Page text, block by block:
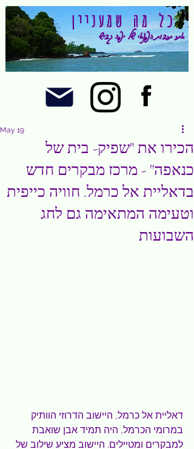
אתר תרבות הפנאי של יפה גביש
כל מה שמעניין
הכירו את "שפיק- בית של
כנאפה" - מרכז מבקרים חדש
בדאליית אל כרמל. חוויה כייפית
וטעימה המתאימה גם לחג
השבועות
May 19
דאליית אל כרמל, היישוב הדרוזי הוותיק
במרומי הכרמל, היה תמיד אבן שואבת
למבקרים ומטיילים. היישוב מציע שילוב של